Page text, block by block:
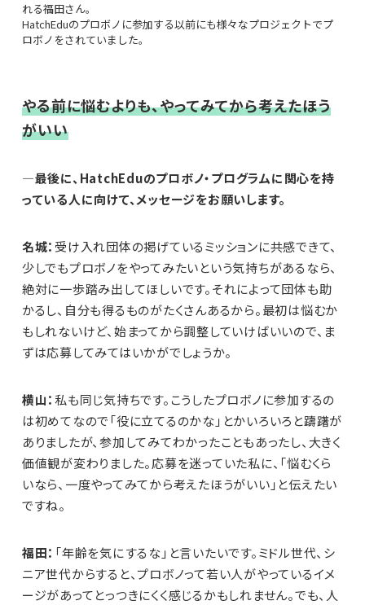
れる福田さん。
HatchEduのプロボノに参加する以前にも様々なプロジェクトでプ
ロボノをされていました。
やる前に悩むよりも、やってみてから考えたほう
がいい
—最後に、HatchEduのプロボノ・プログラムに関心を持
っている人に向けて、メッセージをお願いします。
名城： 受け入れ団体の掲げているミッションに共感できて、
少しでもプロボノをやってみたいという気持ちがあるなら、
絶対に一歩踏み出してほしいです。それによって団体も助
かるし、自分も得るものがたくさんあるから。最初は悩むか
もしれないけど、始まってから調整していけばいいので、ま
ずは応募してみてはいかがでしょうか。
横山：私も同じ気持ちです。こうしたプロボノに参加するの
は初めてなので「役に立てるのかな」とかいろいろと躊躇が
ありましたが、参加してみてわかったこともあったし、大きく
価値観が変わりました。応募を迷っていた私に、「悩むくら
いなら、一度やってみてから考えたほうがいい」と伝えたい
ですね。
福田： 「年齢を気にするな」と言いたいです。ミドル世代、シ
ニア世代からすると、プロボノって若い人がやっているイメ
ージがあってとっつきにくく感じるかもしれません。でも、人